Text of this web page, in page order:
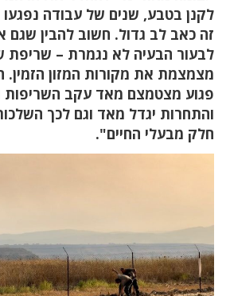
לקנן בטבע, שנים של עבודה
זה כאב לב גדול. חשוב להבין
לבעור הבעיה לא נגמרת – שריפת
מצמצמת את מקורות המזון הזמין.
פגוע מצטמצם מאד עקב השריפות
והתחרות יגדל מאד וגם לכך
חלק מבעלי החיים".